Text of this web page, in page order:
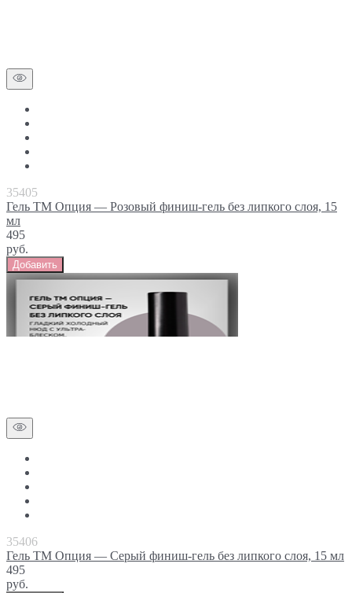
35405
Гель ТМ Опция — Розовый финиш-гель без липкого слоя, 15
мл
495
руб.
Добавить
35406
Гель ТМ Опция — Серый финиш-гель без липкого слоя, 15 мл
495
руб.